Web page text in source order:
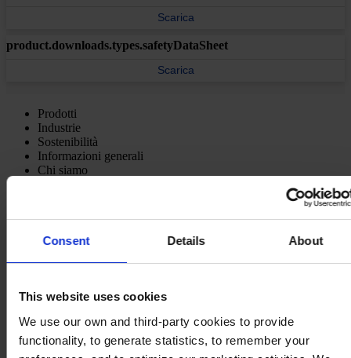
Consent Details About
This website uses cookies
We use our own and third-party cookies to provide
functionality, to generate statistics, to remember your
Scarica
product.downloads.types.safetyDataSheet
Scarica
Prodotti
Industrie
Sostenibilità
Informazioni generali
Chi siamo
Dalmazia 71/4
P.I. 00246440101
View on map